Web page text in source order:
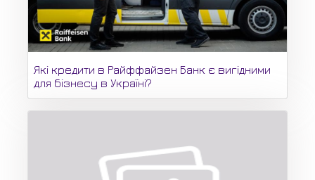
Які кредити в Райффайзен Банк є вигідними
для бізнесу в Україні?